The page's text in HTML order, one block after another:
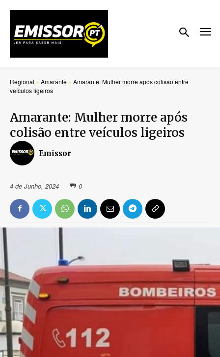
Regional Amarante
Amarante: Mulher morre após colisão entre
veículos ligeiros
Amarante: Mulher morre após
colisão entre veículos ligeiros
Emissor
4 de Junho, 2024 0